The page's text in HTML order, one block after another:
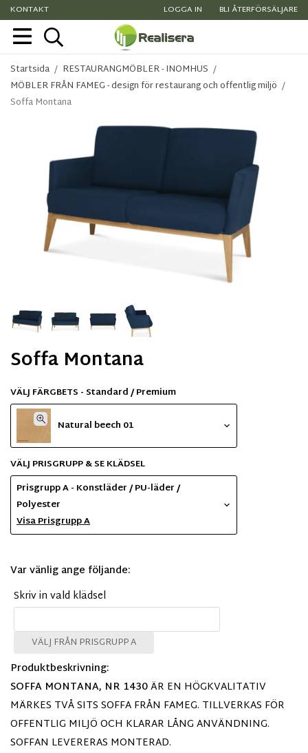
KONTAKT LOGGA IN BLI ÅTERFÖRSÄLJARE
Startsida / RESTAURANGMÖBLER - INOMHUS /
MÖBLER FRÅN FAMEG - design för restaurang och offentlig miljö /
Soffa Montana
Soffa Montana
VÄLJ FÄRGBETS - Standard / Premium
Natural beech 01
VÄLJ PRISGRUPP & SE KLÄDSEL
Prisgrupp A - Konstläder / PU-läder /
Polyester
Visa Prisgrupp A
Var vänlig ange följande:
Skriv in vald klädsel
VÄLJ FRÅN PRISGRUPP A
Produktbeskrivning:
SOFFA MONTANA, NR 1430ÄR EN HÖGKVALITATIV
MÄRKES TVÅ SITS SOFFA FRÅN FAMEG. TILLVERKAS FÖR
OFFENTLIG MILJÖ OCH KLARAR LÅNG ANVÄNDNING.
SOFFAN LEVERERAS MONTERAD.